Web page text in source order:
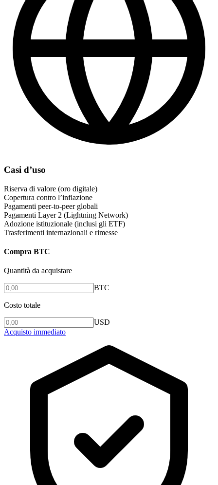
Casi d’uso
Riserva di valore (oro digitale)
Copertura contro l’inflazione
Pagamenti peer-to-peer globali
Pagamenti Layer 2 (Lightning Network)
Adozione istituzionale (inclusi gli ETF)
Trasferimenti internazionali e rimesse
Compra BTC
Quantità da acquistare
BTC
Costo totale
USD
Acquisto immediato